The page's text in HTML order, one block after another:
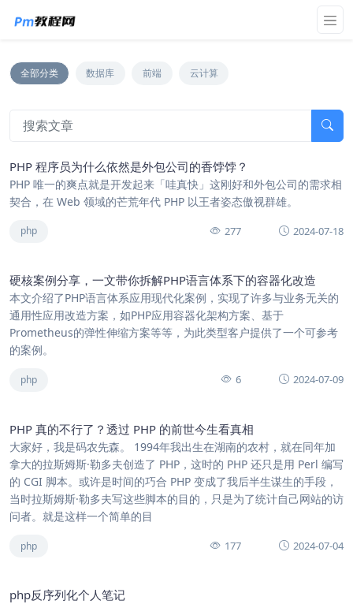
全部分类 数据库 前端 云计算
PHP 程序员为什么依然是外包公司的香饽饽？
PHP 唯一的爽点就是开发起来「哇真快」这刚好和外包公司的需求相
契合，在 Web 领域的芒荒年代 PHP 以王者姿态傲视群雄。
php 277 2024-07-18
硬核案例分享，一文带你拆解PHP语言体系下的容器化改造
本文介绍了PHP语言体系应用现代化案例，实现了许多与业务无关的
通用性应用改造方案，如PHP应用容器化架构方案、基于
Prometheus的弹性伸缩方案等等，为此类型客户提供了一个可参考
的案例。
php 6 2024-07-09
PHP 真的不行了？透过 PHP 的前世今生看真相
大家好，我是码农先森。 1994年我出生在湖南的农村，就在同年加
拿大的拉斯姆斯·勒多夫创造了 PHP，这时的 PHP 还只是用 Perl 编写
的 CGI 脚本。或许是时间的巧合 PHP 变成了我后半生谋生的手段，
当时拉斯姆斯·勒多夫写这些脚本的目的，只是为了统计自己网站的访
问者。就是这样一个简单的目
php 177 2024-07-04
php反序列化个人笔记